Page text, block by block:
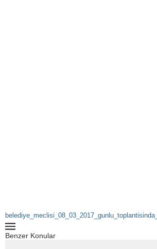
Benzer Konular